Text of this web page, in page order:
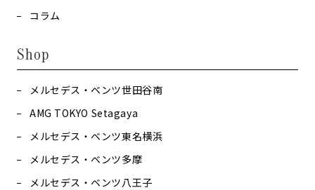
コラム
Shop
メルセデス・ベンツ世田谷南
AMG TOKYO Setagaya
メルセデス・ベンツ東名横浜
メルセデス・ベンツ多摩
メルセデス・ベンツ八王子